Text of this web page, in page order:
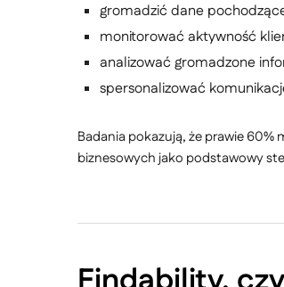
gromadzić dane
monitorować aktywność
analizować gromadzone
spersonalizować
Badania pokazują, że prawie
biznesowych jako podstawowy